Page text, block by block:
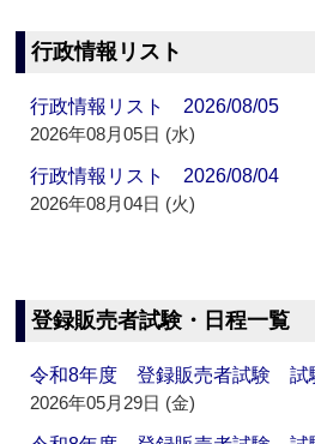
行政情報リスト
行政情報リスト 2026/08/05
2026年08月05日 (水)
行政情報リスト 2026/08/04
2026年08月04日 (火)
登録販売者試験・日程一覧
令和8年度 登録販売者試験 試
2026年05月29日 (金)